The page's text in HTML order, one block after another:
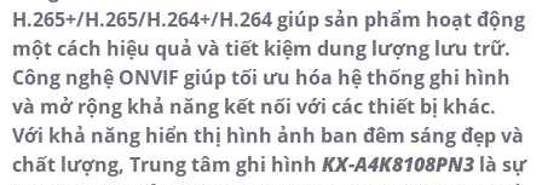
H.265+/H.265/H.264+/H.264 giúp sản phẩm hoạt động
một cách hiệu quả và tiết kiệm dung lượng lưu trữ.
Công nghệ ONVIF giúp tối ưu hóa hệ thống ghi hình
và mở rộng khả năng kết nối với các thiết bị khác.
Với khả năng hiển thị hình ảnh ban đêm sáng đẹp và
chất lượng, Trung tâm ghi hình KX-A4K8108PN3 là sự